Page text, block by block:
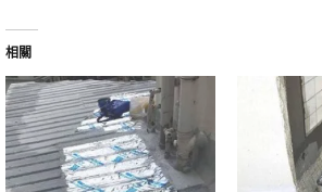
相關